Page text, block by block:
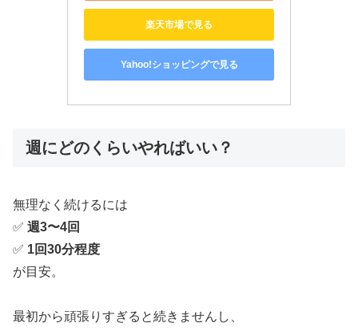
楽天市場で見る
Yahoo!ショッピングで見る
週にどのくらいやればいい？
無理なく続けるには
✅ 週3〜4回
✅ 1回30分程度
が目安。
最初から頑張りすぎると続きませんし、